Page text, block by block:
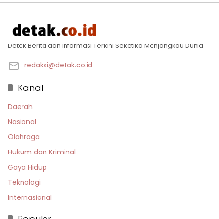
Detak Berita dan Informasi Terkini Seketika Menjangkau Dunia
redaksi@detak.co.id
Kanal
Daerah
Nasional
Olahraga
Hukum dan Kriminal
Gaya Hidup
Teknologi
Internasional